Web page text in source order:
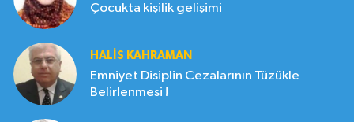
Çocukta kişilik gelişimi
HALIS KAHRAMAN
Emniyet Disiplin Cezalarının Tüzükle
Belirlenmesi !